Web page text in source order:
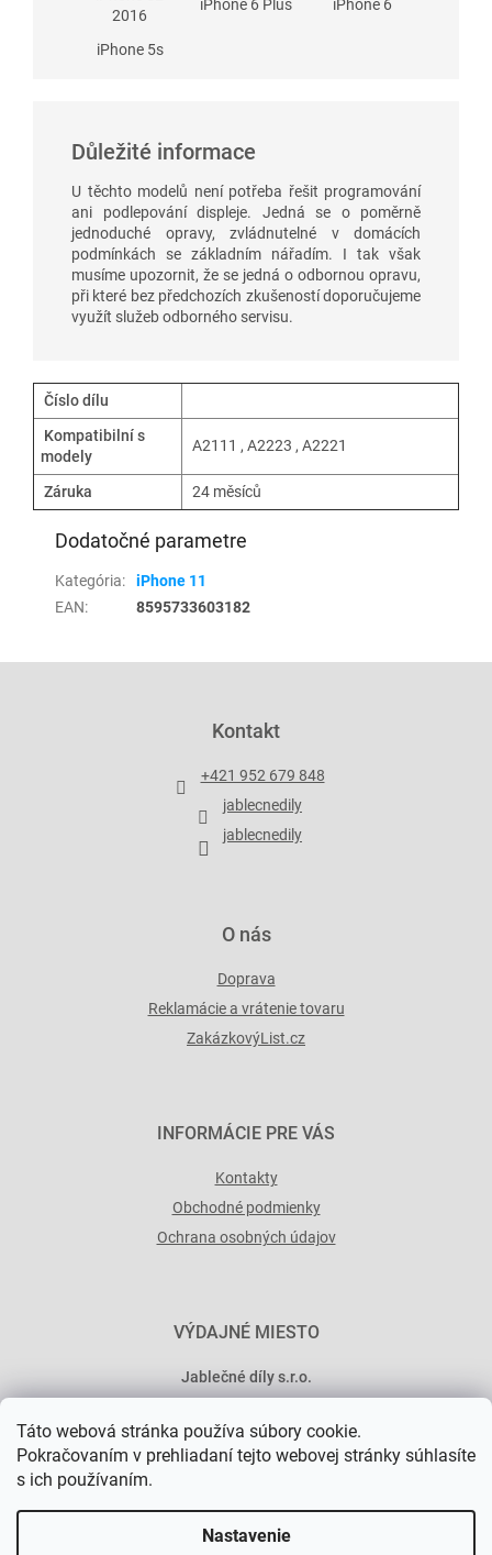
Táto webová stránka používa súbory cookie.
Pokračovaním v prehliadaní tejto webovej stránky súhlasíte
s ich používaním.
Nastavenie
2016
iPhone 6 Plus iPhone 6
iPhone 5s
Důležité informace
U těchto modelů není potřeba řešit programování
ani podlepování displeje. Jedná se o poměrně
jednoduché opravy, zvládnutelné v domácích
podmínkách se základním nářadím. I tak však
musíme upozornit, že se jedná o odbornou opravu,
při které bez předchozích zkušeností doporučujeme
využít služeb odborného servisu.
Číslo dílu
Kompatibilní s
modely
A2111 , A2223 , A2221
Záruka 24 měsíců
Dodatočné parametre
Kategória:
iPhone 11
EAN: 8595733603182
Kontakt
+421 952 679 848
jablecnedily
jablecnedily
O nás
Doprava
Reklamácie a vrátenie tovaru
ZakázkovýList.cz
INFORMÁCIE PRE VÁS
Kontakty
Obchodné podmienky
Ochrana osobných údajov
VÝDAJNÉ MIESTO
Jablečné díly s.r.o.
101 00 Praha 10
Vytvoril Shoptet Premium